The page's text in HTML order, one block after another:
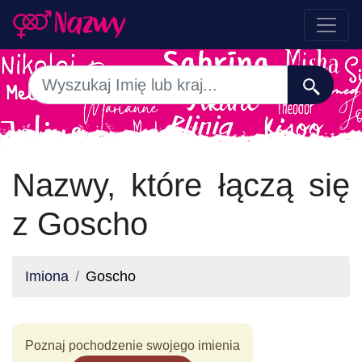
Nazwy, które łączą się
z Goscho
Imiona Goscho
Poznaj pochodzenie swojego imienia